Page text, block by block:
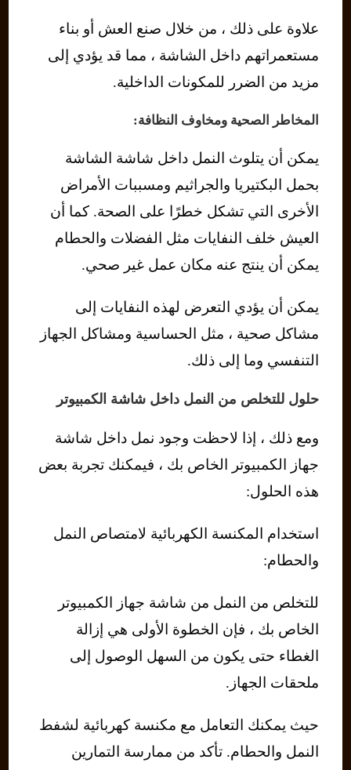
علاوة على ذلك ، من خلال صنع العش أو بناء
مستعمراتهم داخل الشاشة ، مما قد يؤدي إلى
مزيد من الضرر للمكونات الداخلية.
المخاطر الصحية ومخاوف النظافة:
يمكن أن يتلوث النمل داخل شاشة الشاشة
بحمل البكتيريا والجراثيم ومسببات الأمراض
الأخرى التي تشكل خطرًا على الصحة. كما أن
العيش خلف النفايات مثل الفضلات والحطام
يمكن أن ينتج عنه مكان عمل غير صحي.
يمكن أن يؤدي التعرض لهذه النفايات إلى
مشاكل صحية ، مثل الحساسية ومشاكل الجهاز
التنفسي وما إلى ذلك.
حلول للتخلص من النمل داخل شاشة الكمبيوتر
ومع ذلك ، إذا لاحظت وجود نمل داخل شاشة
جهاز الكمبيوتر الخاص بك ، فيمكنك تجربة بعض
هذه الحلول:
استخدام المكنسة الكهربائية لامتصاص النمل
والحطام:
للتخلص من النمل من شاشة جهاز الكمبيوتر
الخاص بك ، فإن الخطوة الأولى هي إزالة
الغطاء حتى يكون من السهل الوصول إلى
ملحقات الجهاز.
حيث يمكنك التعامل مع مكنسة كهربائية لشفط
النمل والحطام. تأكد من ممارسة التمارين